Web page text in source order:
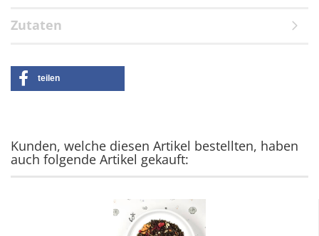
Zutaten
teilen
Kunden, welche diesen Artikel bestellten, haben
auch folgende Artikel gekauft: